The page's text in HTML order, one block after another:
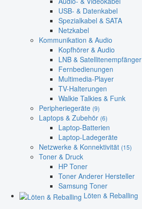
USB- & Datenkabel
Spezialkabel & SATA
Netzkabel
Kommunikation & Audio
Kopfhörer & Audio
LNB & Satellitenempfänger
Fernbedienungen
Multimedia-Player
TV-Halterungen
Walkie Talkies & Funk
Peripheriegeräte (9)
Laptops & Zubehör (6)
Laptop-Batterien
Laptop-Ladegeräte
Netzwerke & Konnektivität (15)
Toner & Druck
HP Toner
Toner Anderer Hersteller
Samsung Toner
Löten & Reballing